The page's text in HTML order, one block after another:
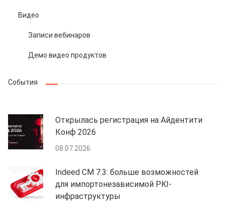
Видео
Записи вебинаров
Демо видео продуктов
События
Открылась регистрация на Айдентити
Конф 2026
08.07.2026
Indeed CM 7.3: больше возможностей
для импортонезависимой PKI-
инфраструктуры